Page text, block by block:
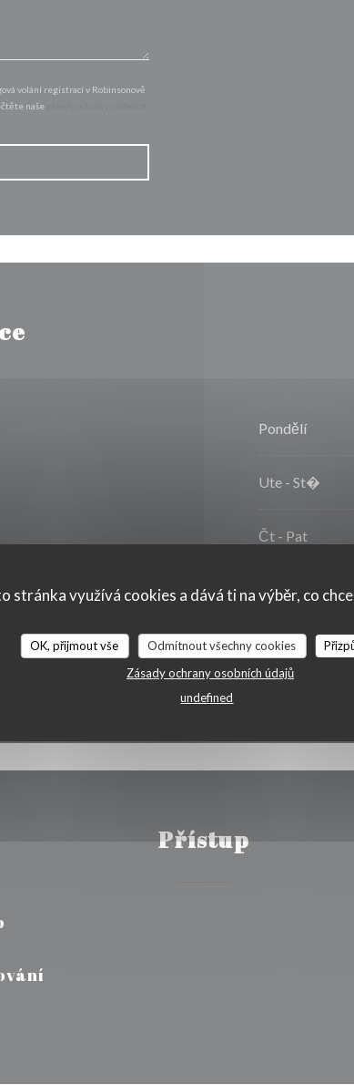
stránka využívá cookies a dává ti na výběr, co
OK, přijmout vše Odmítnout všechny cookies
Zásady ochrany osobních údajů
undefined
volání registrací v Robinsonově
naše
Cash, Visa,
Pondělí
Ute - St�
Čt - Pat
Sobota
Neděle
Přístup